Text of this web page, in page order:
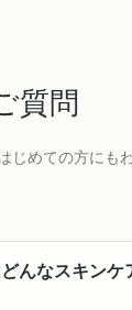
質問
じめての方にも
んなスキンケ